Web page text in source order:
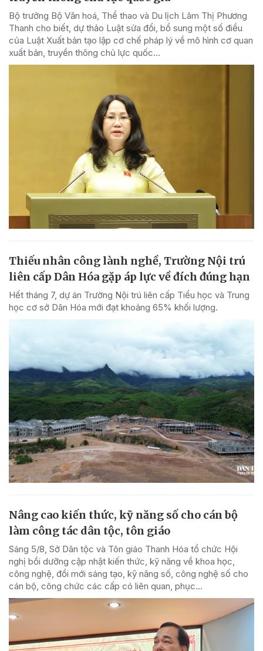
Bộ trưởng Bộ Văn hoá, Thể thao và Du lịch Lâm Thị Phương
Thanh cho biết, dự thảo Luật sửa đổi, bổ sung một số điều
của Luật Xuất bản tạo lập cơ chế pháp lý về mô hình cơ quan
xuất bản, truyền thông chủ lực quốc...
Thiếu nhân công lành nghề, Trường Nội trú
liên cấp Dân Hóa gặp áp lực về đích đúng hạn
Hết tháng 7, dự án Trường Nội trú liên cấp Tiểu học và Trung
học cơ sở Dân Hóa mới đạt khoảng 65% khối lượng.
Nâng cao kiến thức, kỹ năng số cho cán bộ
làm công tác dân tộc, tôn giáo
Sáng 5/8, Sở Dân tộc và Tôn giáo Thanh Hóa tổ chức Hội
nghị bồi dưỡng cập nhật kiến thức, kỹ năng về khoa học,
công nghệ, đổi mới sáng tạo, kỹ năng số, công nghệ số cho
cán bộ, công chức các cấp có liên quan, phục...